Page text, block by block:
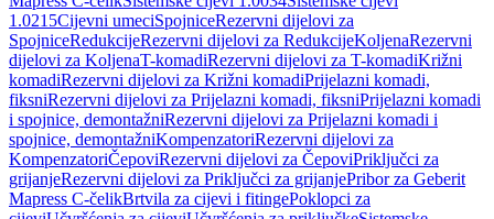
1.0215Cijevni umeciSpojniceRezervni dijelovi za
SpojniceRedukcijeRezervni dijelovi za RedukcijeKoljenaRezervni
dijelovi za KoljenaT-komadiRezervni dijelovi za T-komadiKrižni
komadiRezervni dijelovi za Križni komadiPrijelazni komadi,
fiksniRezervni dijelovi za Prijelazni komadi, fiksniPrijelazni komadi
i spojnice, demontažniRezervni dijelovi za Prijelazni komadi i
spojnice, demontažniKompenzatoriRezervni dijelovi za
KompenzatoriČepoviRezervni dijelovi za ČepoviPriključci za
grijanjeRezervni dijelovi za Priključci za grijanjePribor za Geberit
Mapress C-čelikBrtvila za cijevi i fitingePoklopci za